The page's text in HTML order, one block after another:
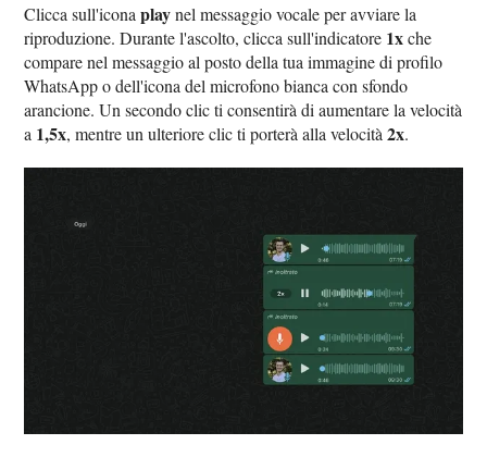
Clicca sull'iconaplaynel messaggio vocale per avviare la
riproduzione. Durante l'ascolto, clicca sull'indicatore 1xche
compare nel messaggio al posto della tua immagine di profilo
WhatsApp o dell'icona del microfono bianca con sfondo
arancione. Un secondo clic ti consentirà di aumentare la velocità
a 1,5x, mentre un ulteriore clic ti porterà alla velocità2x.